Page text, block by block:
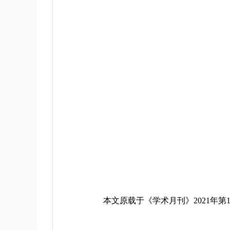
本文原载于《学术月刊》2021年第